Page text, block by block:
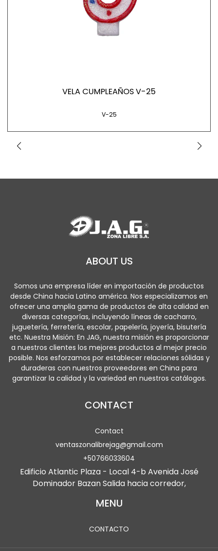
VELA CUMPLEAÑOS V-25
V-25
ABOUT US
Somos una empresa líder en importación de productos
desde China hacia Latino américa. Nos especializamos en
ofrecer una amplia gama de productos de alta calidad en
diversas categorías, incluyendo líneas de cacharro,
juguetería, ferretería, escolar, papelería, joyería, bisutería
etc. Nuestra Misión: En JAG, nuestra misión es proporcionar
a nuestros clientes los mejores productos al mejor precio
posible. Nos esforzamos por establecer relaciones sólidas y
duraderas con nuestros proveedores en China para
garantizar la calidad y la variedad en nuestros catálogos.
CONTACT
Contact
ventaszonalibrejag@gmail.com
+50766033604
Edificio Atlantic Plaza - Local 4-b Avenida José
Dominador Bazan Salida hacia corredor,
MENU
CONTACTO